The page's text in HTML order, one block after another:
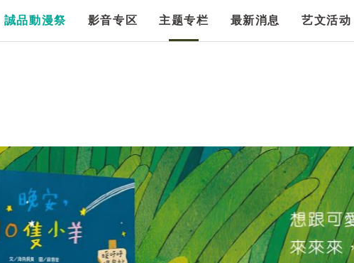
誠品動漫祭 影音专区 主题专栏 最新消息 艺文活动